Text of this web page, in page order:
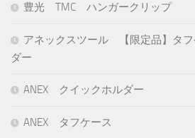
豊光 TMC ハンガークリップ
アネックスツール 【限定品】タ
ダー
ANEX クイックホルダー
ANEX タフケース